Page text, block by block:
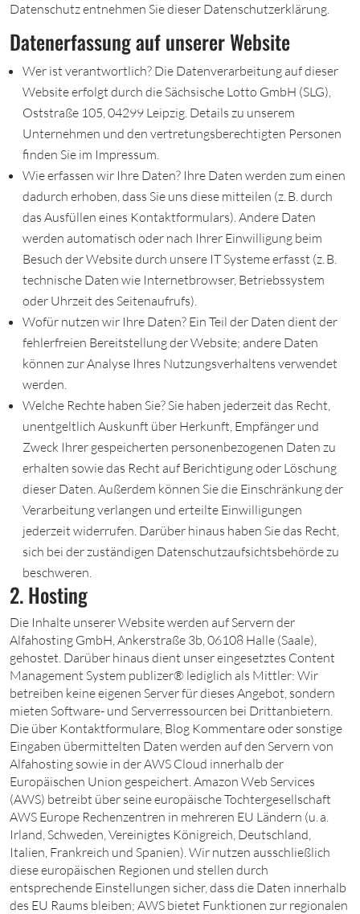
Datenschutz entnehmen Sie dieser Datenschutzerklärung.
Datenerfassung auf unserer Website
Wer ist verantwortlich? Die Datenverarbeitung auf dieser
Website erfolgt durch die Sächsische Lotto GmbH (SLG),
Oststraße 105, 04299 Leipzig. Details zu unserem
Unternehmen und den vertretungsberechtigten Personen
finden Sie im Impressum.
Wie erfassen wir Ihre Daten? Ihre Daten werden zum einen
dadurch erhoben, dass Sie uns diese mitteilen (z. B. durch
das Ausfüllen eines Kontaktformulars). Andere Daten
werden automatisch oder nach Ihrer Einwilligung beim
Besuch der Website durch unsere IT Systeme erfasst (z. B.
technische Daten wie Internetbrowser, Betriebssystem
oder Uhrzeit des Seitenaufrufs).
Wofür nutzen wir Ihre Daten? Ein Teil der Daten dient der
fehlerfreien Bereitstellung der Website; andere Daten
können zur Analyse Ihres Nutzungsverhaltens verwendet
werden.
Welche Rechte haben Sie? Sie haben jederzeit das Recht,
unentgeltlich Auskunft über Herkunft, Empfänger und
Zweck Ihrer gespeicherten personenbezogenen Daten zu
erhalten sowie das Recht auf Berichtigung oder Löschung
dieser Daten. Außerdem können Sie die Einschränkung der
Verarbeitung verlangen und erteilte Einwilligungen
jederzeit widerrufen. Darüber hinaus haben Sie das Recht,
sich bei der zuständigen Datenschutzaufsichtsbehörde zu
beschweren.
2. Hosting
Die Inhalte unserer Website werden auf Servern der
Alfahosting GmbH, Ankerstraße 3b, 06108 Halle (Saale),
gehostet. Darüber hinaus dient unser eingesetztes Content
Management System publizer® lediglich als Mittler: Wir
betreiben keine eigenen Server für dieses Angebot, sondern
mieten Software- und Serverressourcen bei Drittanbietern.
Die über Kontaktformulare, Blog Kommentare oder sonstige
Eingaben übermittelten Daten werden auf den Servern von
Alfahosting sowie in der AWS Cloud innerhalb der
Europäischen Union gespeichert. Amazon Web Services
(AWS) betreibt über seine europäische Tochtergesellschaft
AWS Europe Rechenzentren in mehreren EU Ländern (u. a.
Irland, Schweden, Vereinigtes Königreich, Deutschland,
Italien, Frankreich und Spanien). Wir nutzen ausschließlich
diese europäischen Regionen und stellen durch
entsprechende Einstellungen sicher, dass die Daten innerhalb
des EU Raums bleiben; AWS bietet Funktionen zur regionalen